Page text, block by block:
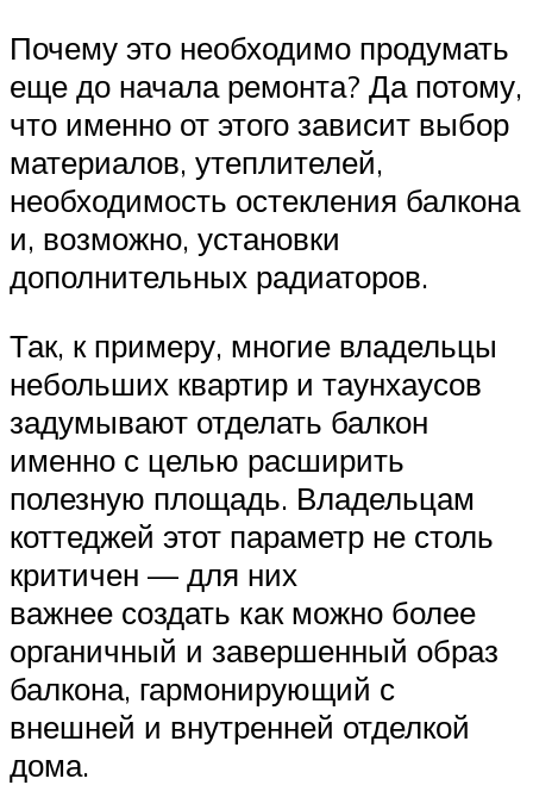
Почему это необходимо продумать
еще до начала ремонта? Да потому,
что именно от этого зависит выбор
материалов, утеплителей,
необходимость остекления балкона
и, возможно, установки
дополнительных радиаторов.
Так, к примеру, многие владельцы
небольших квартир и таунхаусов
задумывают отделать балкон
именно с целью расширить
полезную площадь. Владельцам
коттеджей этот параметр не столь
критичен — для них
важнее создать как можно более
органичный и завершенный образ
балкона, гармонирующий с
внешней и внутренней отделкой
дома.